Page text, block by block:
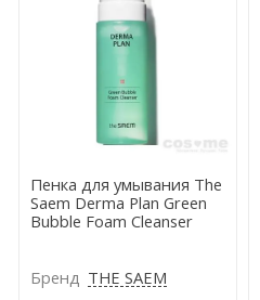
Пенка для умывания The
Saem Derma Plan Green
Bubble Foam Cleanser
Бренд THE SAEM